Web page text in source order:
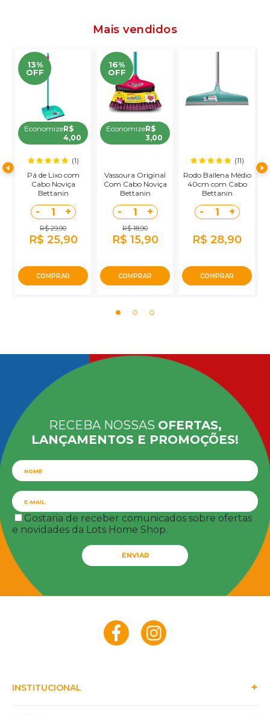
Mais vendidos
13%
OFF
EconomizeR$
4,00
(1)
Pá de Lixo com
Cabo Noviça
Bettanin
- 1 +
R$ 29,90
R$ 25,90
COMPRAR
16%
OFF
EconomizeR$
3,00
Vassoura Original
Com Cabo Noviça
Bettanin
- 1 +
R$ 18,90
R$ 15,90
COMPRAR
(11)
Rodo Ballena Médio
40cm com Cabo
Bettanin
- 1 +
R$ 28,90
COMPRAR
RECEBA NOSSAS OFERTAS,
LANÇAMENTOS E PROMOÇÕES!
Gostaria de receber comunicados sobre ofertas
e novidades da Lots Home Shop.
ENVIAR
INSTITUCIONAL